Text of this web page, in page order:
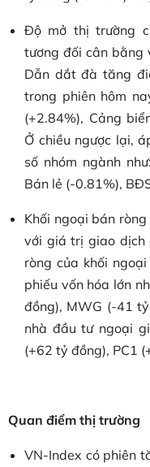
Độ mở thị trường
tương đối cân bằng
Dẫn dắt đà tăng
trong phiên hôm
(+2.84%), Cảng
Ở chiều ngược lại,
số nhóm ngành
Bán lẻ (-0.81%),
Khối ngoại bán
với giá trị giao
ròng của khối
phiếu vốn hóa lớn
đồng), MWG (-41
nhà đầu tư ngoại
(+62 tỷ đồng), PC1
Quan điểm thị trường
VN-Index có phiên